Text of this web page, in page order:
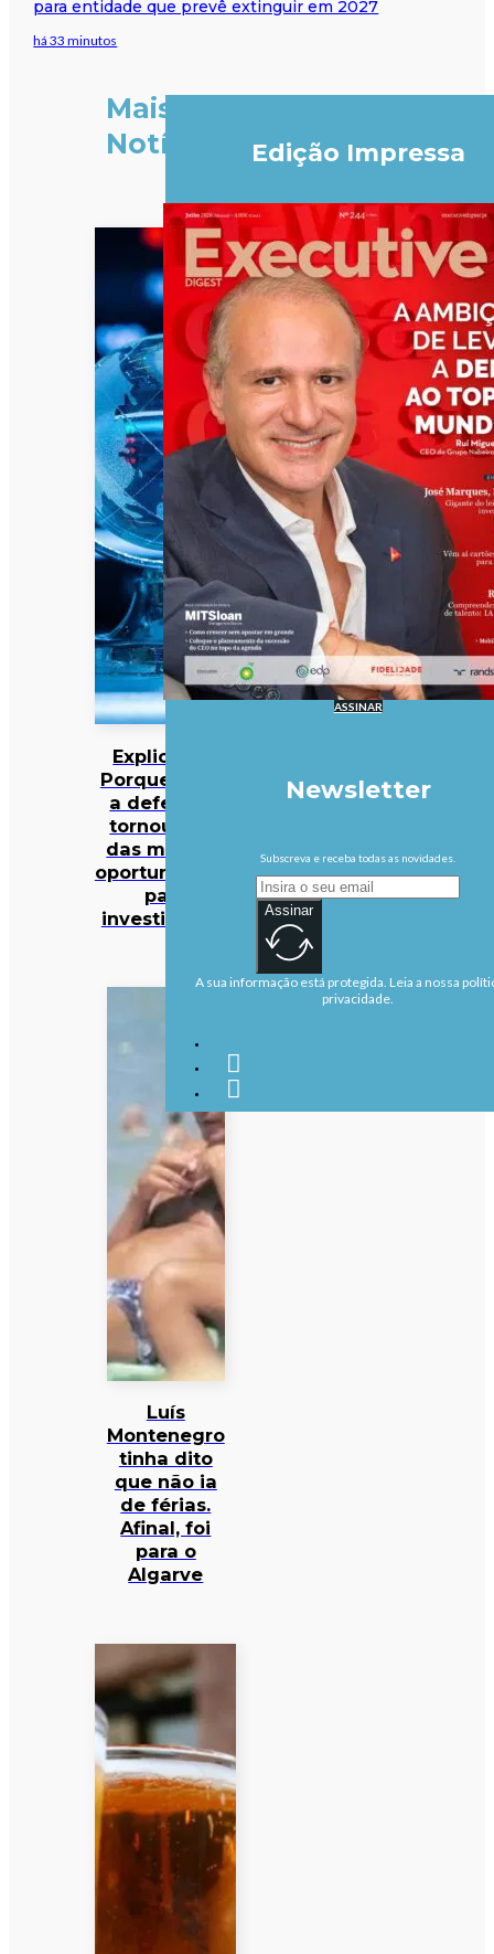
para entidade que prevê extinguir em 2027
há 33 minutos
Mais
Notícias
Explicador:
Porque é que
a defesa se
tornou uma
das maiores
oportunidades
para
investidores?
Luís
Montenegro
tinha dito
que não ia
de férias.
Afinal, foi
para o
Algarve
Edição Impressa
ASSINAR
Newsletter
Subscreva e receba todas as novidades.
Assinar
A sua informação está protegida. Leia a nossa
privacidade.